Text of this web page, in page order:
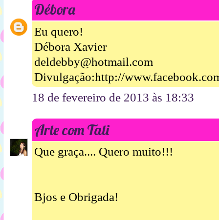
Débora
Eu quero!
Débora Xavier
deldebby@hotmail.com
Divulgação:http://
18 de fevereiro de 2013 às 18:33
Arte com Tati
Que graça.... Quero muito!!!
Bjos e Obrigada!